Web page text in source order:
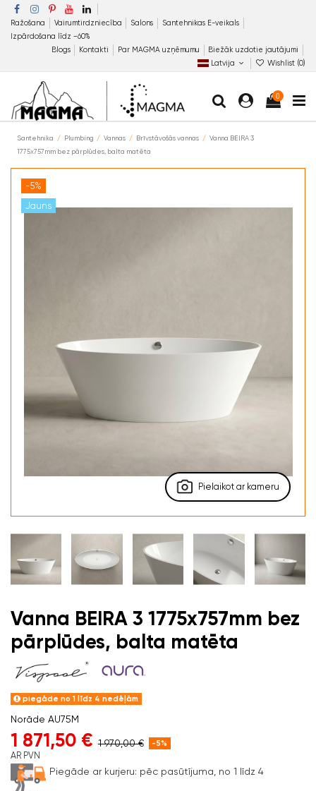
Ražošana Vairumtirdzniecība Salons
Santehnikas E-veikals
Izpārdošana līdz −60%
Blogs
Kontakti Par MAGMA uzņēmumu
Biežāk uzdotie jautājumi
Latvija
Wishlist (0)
0
Santehnika Plumbing Vannas Brīvstāvošās vannas
Vanna BEIRA 3
1775x757mm bez pārplūdes, balta matēta
-5%
Jauns
Pielaikot ar kameru
Vanna BEIRA 3 1775x757mm bez
pārplūdes, balta matēta
piegāde no 1 līdz 4 nedēļām
Norāde AU75M
1 871,50 € 1 970,00 € -5%
AR PVN
Piegāde ar kurjeru: pēc pasūtījuma, no 1 līdz 4